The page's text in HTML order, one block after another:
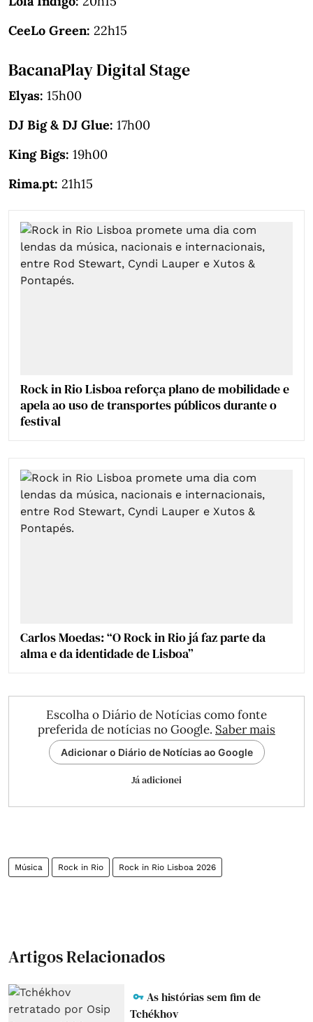
CeeLo Green: 22h15
BacanaPlay Digital Stage
Elyas: 15h00
DJ Big & DJ Glue: 17h00
King Bigs: 19h00
Rima.pt: 21h15
Rock in Rio Lisboa reforça plano de mobilidade e
apela ao uso de transportes públicos durante o
festival
Carlos Moedas: “O Rock in Rio já faz parte da
alma e da identidade de Lisboa”
Escolha o Diário de Notícias como fonte
preferida de notícias no Google. Saber mais
Adicionar o Diário de Notícias ao Google
Já adicionei
Música Rock in Rio Rock in Rio Lisboa 2026
Artigos Relacionados
As histórias sem fim de
Tchékhov